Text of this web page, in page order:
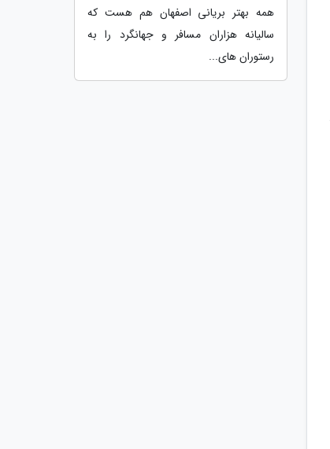
همه بهتر بریانی اصفهان هم هست که
سالیانه هزاران مسافر و جهانگرد را به
رستوران های...